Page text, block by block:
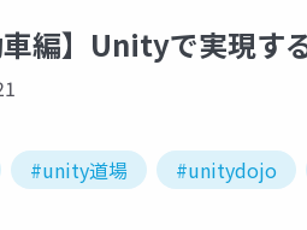
編】Unityで実現す
#unity道場 #unitydojo